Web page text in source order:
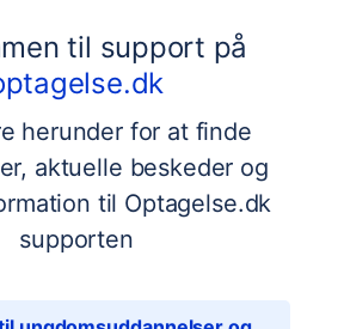
til support på
herunder for at finde
aktuelle beskeder og
til Optagelse.dk
supporten